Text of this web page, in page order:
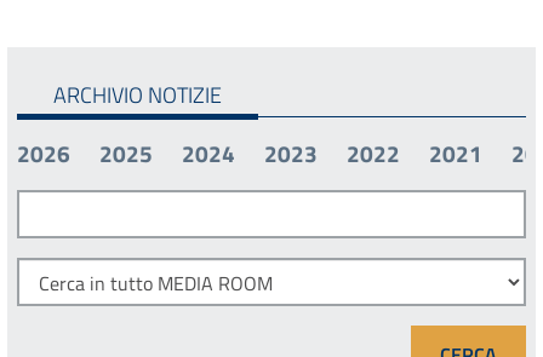
ARCHIVIO NOTIZIE
2026
2025 2024 2023 2022 2021